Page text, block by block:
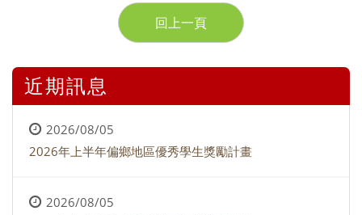
回上一頁
近期訊息
2026/08/05
2026年上半年偏鄉地區優秀學生獎勵計畫
2026/08/05